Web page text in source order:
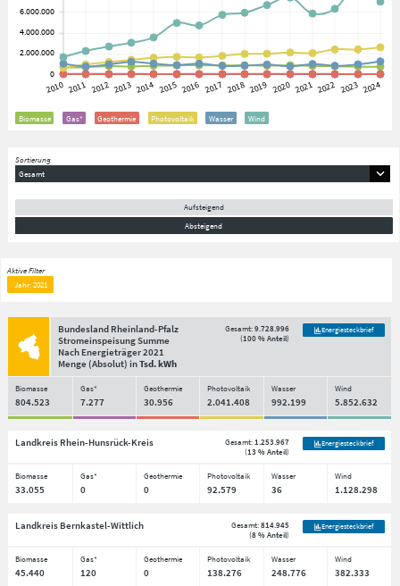
Biomasse Gas* Geothermie Photovoltaik Wasser Wind
Sortierung
Gesamt
Aufsteigend
Absteigend
Aktive Filter
Jahr: 2021
Bundesland Rheinland-Pfalz
Stromeinspeisung Summe
Nach Energieträger2021
Menge(Absolut) inTsd. kWh
Gesamt:9.728.996
(100 % Anteil)
Energiesteckbrief
Biomasse Gas* Geothermie Photovoltaik Wasser Wind
804.523 7.277 30.956 2.041.408 992.199 5.852.632
Landkreis Rhein-Hunsrück-Kreis Gesamt: 1.253.967
(13 % Anteil)
Energiesteckbrief
Biomasse Gas* Geothermie Photovoltaik Wasser Wind
33.055 0 0 92.579 36 1.128.298
Landkreis Bernkastel-Wittlich Gesamt:814.945
(8 % Anteil)
Energiesteckbrief
Biomasse Gas* Geothermie Photovoltaik Wasser Wind
45.440 120 0 138.276 248.776 382.333